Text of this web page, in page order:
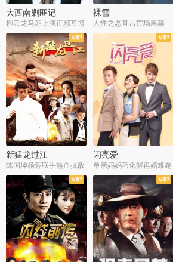
大西南剿匪记
柳云龙马苏上演正邪互博
裸雪
人性之恶直击官场黑幕
全36集
新猛龙过江
陈国坤杨蓉联手热血抗敌
全37集
闪亮爱
单亲妈妈巧化解再婚难题
全30集
全30集